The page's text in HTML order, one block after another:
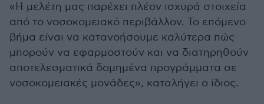
«Η μελέτη μας παρέχει πλέον ισχυρά στοιχεία
από το νοσοκομειακό περιβάλλον. Το επόμενο
βήμα είναι να κατανοήσουμε καλύτερα πώς
μπορούν να εφαρμοστούν και να διατηρηθούν
αποτελεσματικά δομημένα προγράμματα σε
νοσοκομειακές μονάδες», καταλήγει ο ίδιος.